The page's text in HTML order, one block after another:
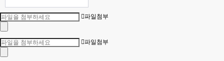
파일첨부
파일첨부